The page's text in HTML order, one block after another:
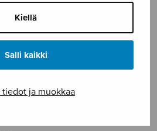
Kiellä
Salli kaikki
tiedot ja muokkaa